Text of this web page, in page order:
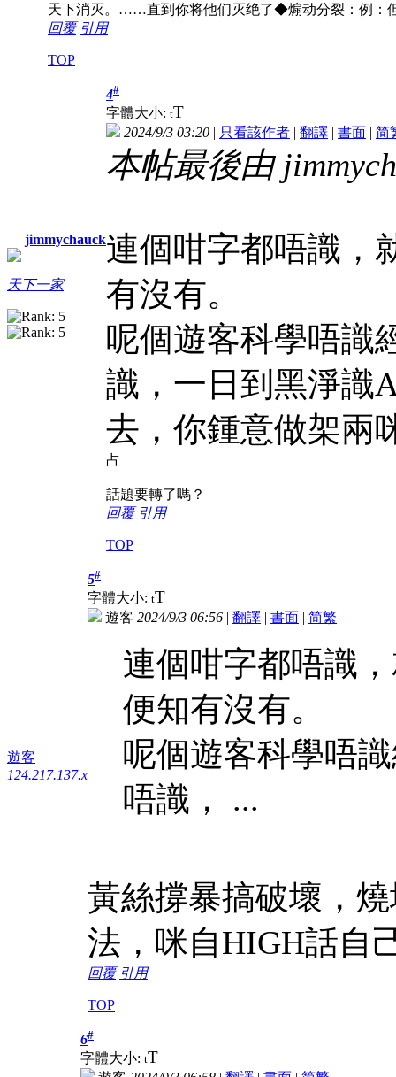
天下消灭。……直到你将他们灭绝了◆煽动分裂：例：
回覆 引用
TOP
jimmychauck
天下一家
4#
字體大小: tT
2024/9/3 03:20 | 只看該作者 | 翻譯 | 書面 | 简
本帖最後由
連個咁字都唔識，
有沒有。
呢個遊客科學唔識
識，一日到黑淨識
去，你鍾意做架兩
占
話題要轉了嗎？
回覆 引用
TOP
遊客
124.217.137.x
5#
字體大小: tT
遊客 2024/9/3 06:56 | 翻譯 | 書面 | 简繁
連個咁字都唔識
便知有沒有。
呢個遊客科學唔
唔識， ...
黃絲撐暴搞破壞，
法，咪自HIGH話自
回覆 引用
TOP
6#
字體大小: tT